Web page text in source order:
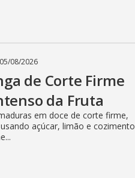
05/08/2026
de Corte Firme
da Fruta
em doce de corte firme,
açúcar, limão e cozimento